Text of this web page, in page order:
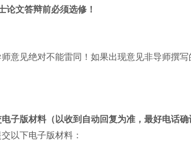
论文答辩前必须选修！
意见绝对不能雷同！如果出现意见非导师撰
子版材料（以收到自动回复为准，最好电话确
以下电子版材料：